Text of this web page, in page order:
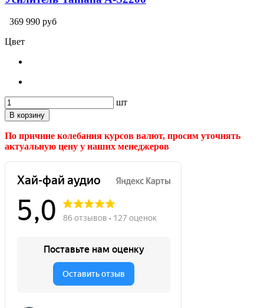
369 990 руб
Цвет
шт
В корзину
По причине колебания курсов валют, просим уточнять
актуальную цену у наших менеджеров